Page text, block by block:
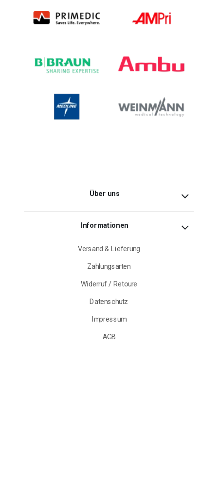
Über uns
Informationen
Versand & Lieferung
Zahlungsarten
Widerruf / Retoure
Datenschutz
Impressum
AGB